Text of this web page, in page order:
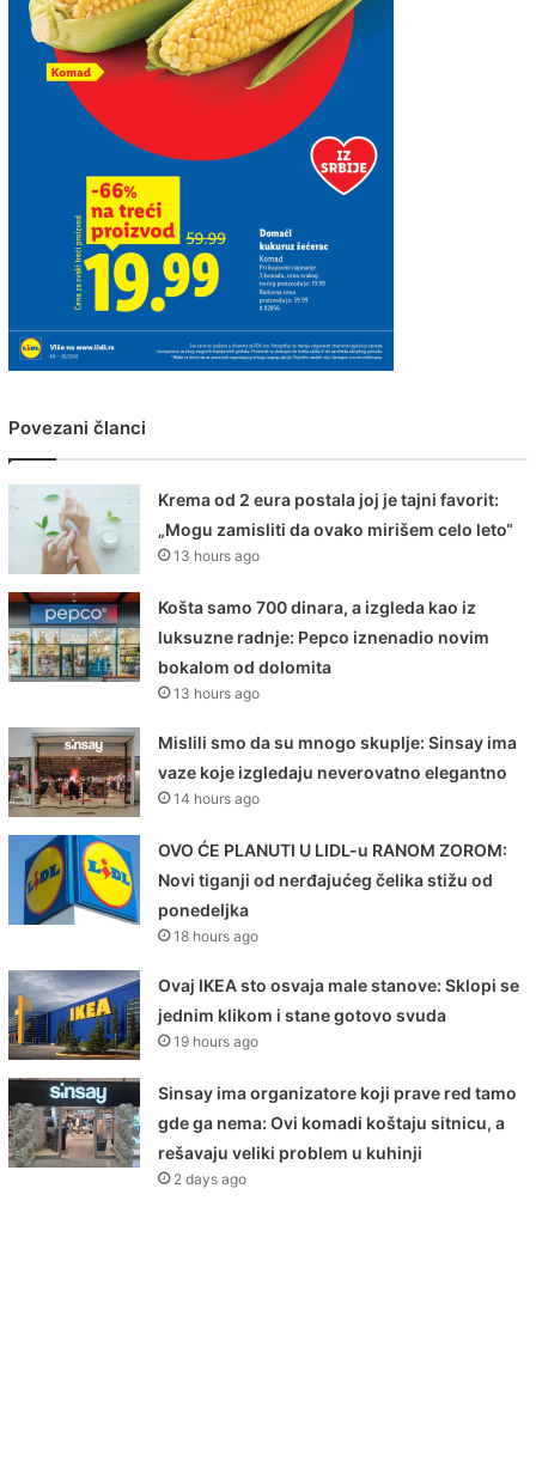
Povezani članci
Krema od 2 eura postala joj je tajni favorit:
„Mogu zamisliti da ovako mirišem celo leto“
13 hours ago
Košta samo 700 dinara, a izgleda kao iz
luksuzne radnje: Pepco iznenadio novim
bokalom od dolomita
13 hours ago
Mislili smo da su mnogo skuplje: Sinsay ima
vaze koje izgledaju neverovatno elegantno
14 hours ago
OVO ĆE PLANUTI U LIDL-u RANOM ZOROM:
Novi tiganji od nerđajućeg čelika stižu od
ponedeljka
18 hours ago
Ovaj IKEA sto osvaja male stanove: Sklopi se
jednim klikom i stane gotovo svuda
19 hours ago
Sinsay ima organizatore koji prave red tamo
gde ga nema: Ovi komadi koštaju sitnicu, a
rešavaju veliki problem u kuhinji
2 days ago